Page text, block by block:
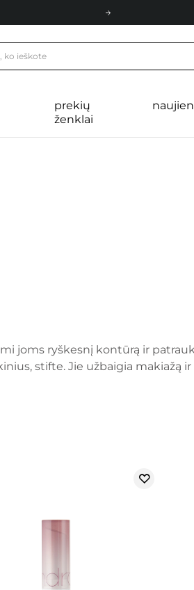
€
prekių
ženklai
joms ryškesnį kontūrą ir
stifte. Jie užbaigia makiažą